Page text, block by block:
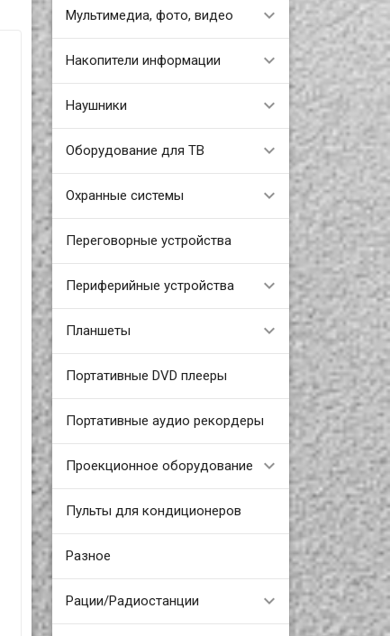
Мультимедиа, фото, видео
Накопители информации
Наушники
Оборудование для ТВ
Охранные системы
Переговорные устройства
Периферийные устройства
Планшеты
Портативные DVD плееры
Портативные аудио рекордеры
Проекционное оборудование
Пульты для кондиционеров
Разное
Рации/Радиостанции